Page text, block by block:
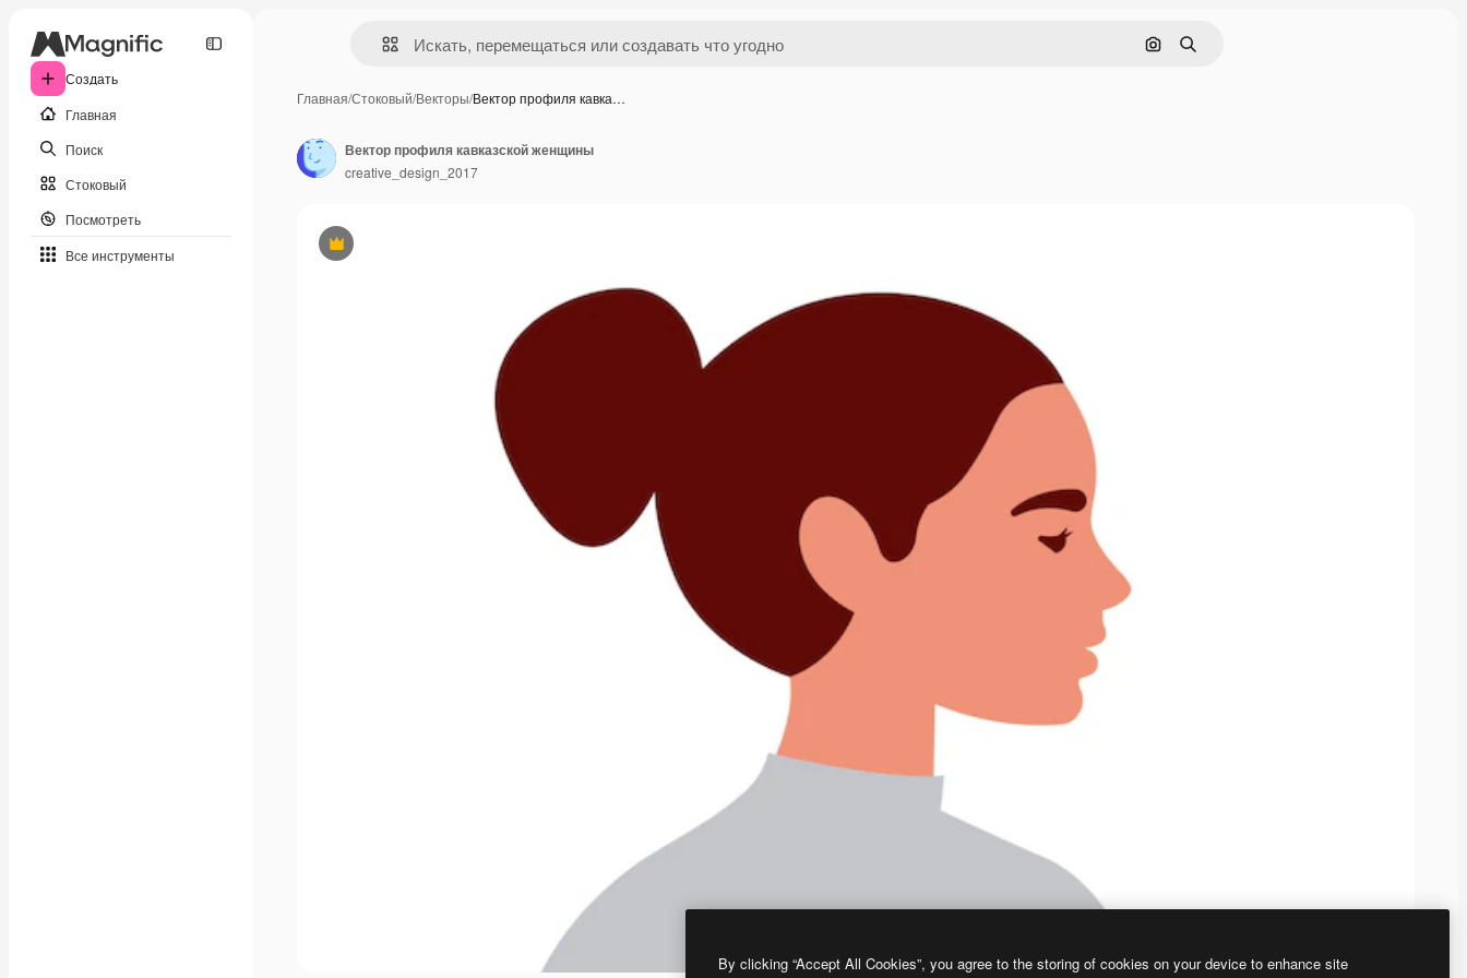
Создать
Главная
Поиск
Стоковый
Посмотреть
Все инструменты
Поиск по изображению
Поиск
Главная/Стоковый/Векторы/Вектор профиля кавка…
Премиум
Вектор профиля кавказской женщины
creative_design_2017
By clicking “Accept All Cookies”, you agree to the storing of cookies on your device to enhance site